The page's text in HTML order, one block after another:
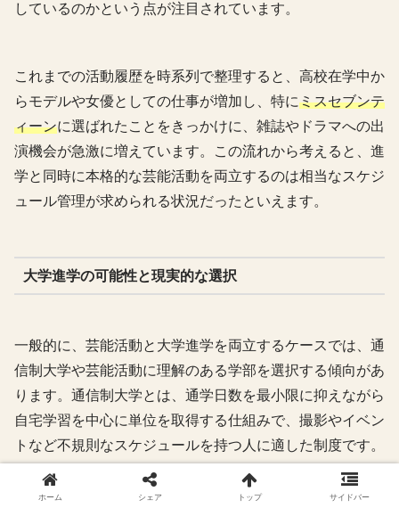
しているのかという点が注目されています。
これまでの活動履歴を時系列で整理すると、高校在学中か
らモデルや女優としての仕事が増加し、特にミスセブンテ
ィーンに選ばれたことをきっかけに、雑誌やドラマへの出
演機会が急激に増えています。この流れから考えると、進
学と同時に本格的な芸能活動を両立するのは相当なスケジ
ュール管理が求められる状況だったといえます。
大学進学の可能性と現実的な選択
一般的に、芸能活動と大学進学を両立するケースでは、通
信制大学や芸能活動に理解のある学部を選択する傾向があ
ります。通信制大学とは、通学日数を最小限に抑えながら
自宅学習を中心に単位を取得する仕組みで、撮影やイベン
トなど不規則なスケジュールを持つ人に適した制度です。
ホーム シェア トップ サイドバー